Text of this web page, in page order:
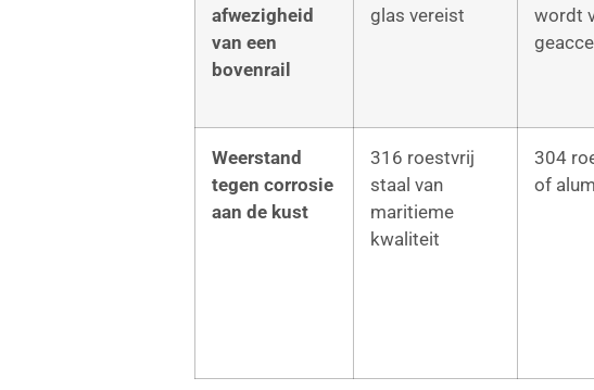
afwezigheid
van een
bovenrail
glas vereist
wordt
Weerstand
tegen corrosie
aan de kust
316 roestvrij
staal van
maritieme
kwaliteit
304
of